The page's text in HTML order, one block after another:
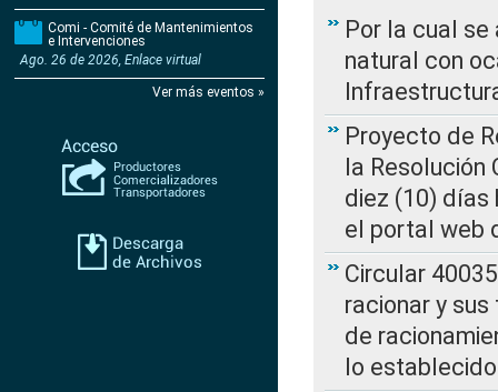
Comi - Comité de Mantenimientos
e Intervenciones
Ago. 26 de 2026, Enlace virtual
Ver más eventos »
Por la cual
natural con
Proyecto de
la Resolución
diez (10) días
el portal web
Circular
racionar y
de
lo